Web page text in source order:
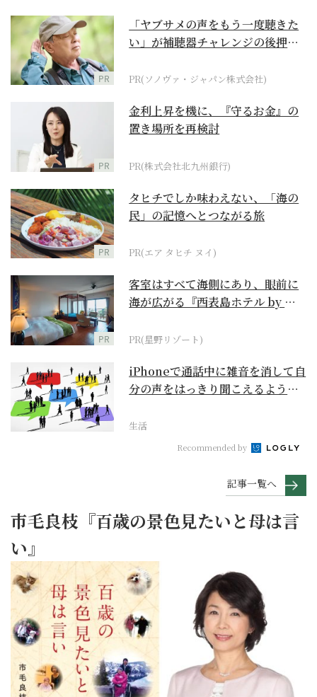
PR
「ヤブサメの声をもう一度聴きた
い」が補聴器チャレンジの後押し
PR(ソノヴァ・ジャパン株式会社)
PR
金利上昇を機に、『守るお金』の
置き場所を再検討
PR(株式会社北九州銀行)
PR
タヒチでしか味わえない、「海の
民」の記憶へとつながる旅
PR(エア タヒチ ヌイ)
PR
客室はすべて海側にあり、眼前に
海が広がる『西表島ホテル by 星
PR(星野リゾート)
iPhoneで通話中に雑音を消して自
分の声をはっきり聞こえるように
生活
Recommended by
記事一覧へ
市毛良枝『百歳の景色見たいと母は言
い』